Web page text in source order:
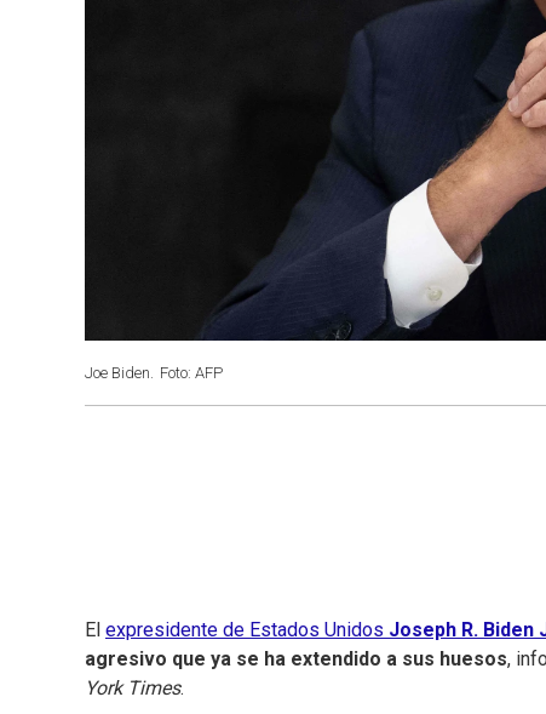
Joe Biden. Foto: AFP
El expresidente de Estados Unidos Joseph R. Biden
agresivo que ya se ha extendido a sus huesos,
York Times.